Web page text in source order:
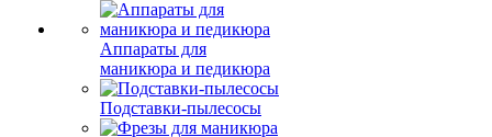
Аппараты для
маникюра и педикюра
Подставки-пылесосы